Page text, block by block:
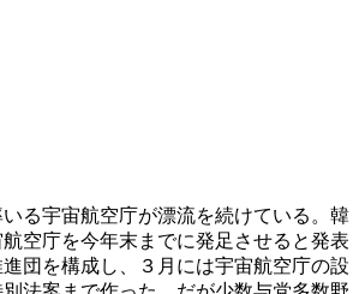
る宇宙航空庁が漂流を続けている。韓
空庁を今年末までに発足させると発表
団を構成し、３月には宇宙航空庁の設